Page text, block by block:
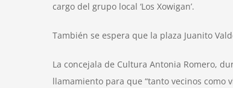
cargo del grupo local ‘Los Xowigan’.
También se espera que la plaza Juanito
La concejala de Cultura Antonia Romero,
llamamiento para que “tanto vecinos como